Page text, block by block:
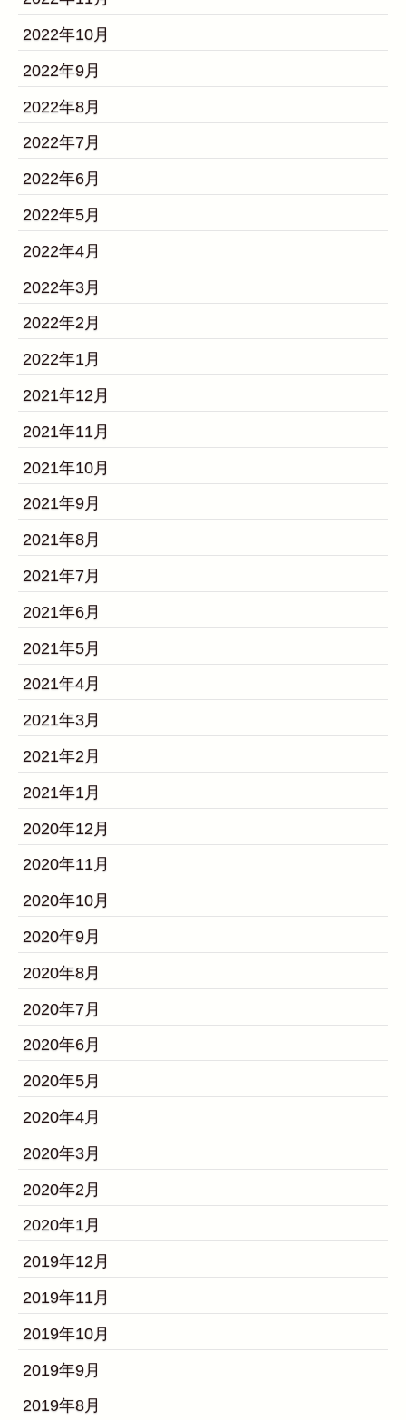
2022年10月
2022年9月
2022年8月
2022年7月
2022年6月
2022年5月
2022年4月
2022年3月
2022年2月
2022年1月
2021年12月
2021年11月
2021年10月
2021年9月
2021年8月
2021年7月
2021年6月
2021年5月
2021年4月
2021年3月
2021年2月
2021年1月
2020年12月
2020年11月
2020年10月
2020年9月
2020年8月
2020年7月
2020年6月
2020年5月
2020年4月
2020年3月
2020年2月
2020年1月
2019年12月
2019年11月
2019年10月
2019年9月
2019年8月